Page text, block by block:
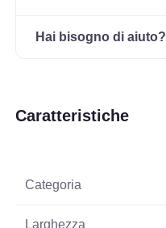
Hai bisogno di aiuto?
Caratteristiche
Categoria
Larghezza